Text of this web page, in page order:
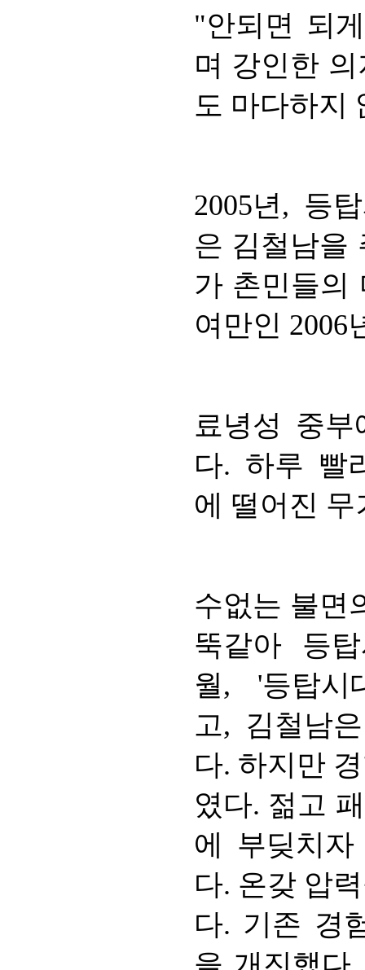
"안되면 되
며 강인한
도 마다하지
2005년, 등
은 김철남을
가 촌민들의
여만인 2006
료녕성 중
다. 하루 빨
에 떨어진
수없는 불면
뚝같아 등
월, '등탑시
고, 김철남
다. 하지만
였다. 젊고
에 부딪치
다. 온갖 압
다. 기존 경